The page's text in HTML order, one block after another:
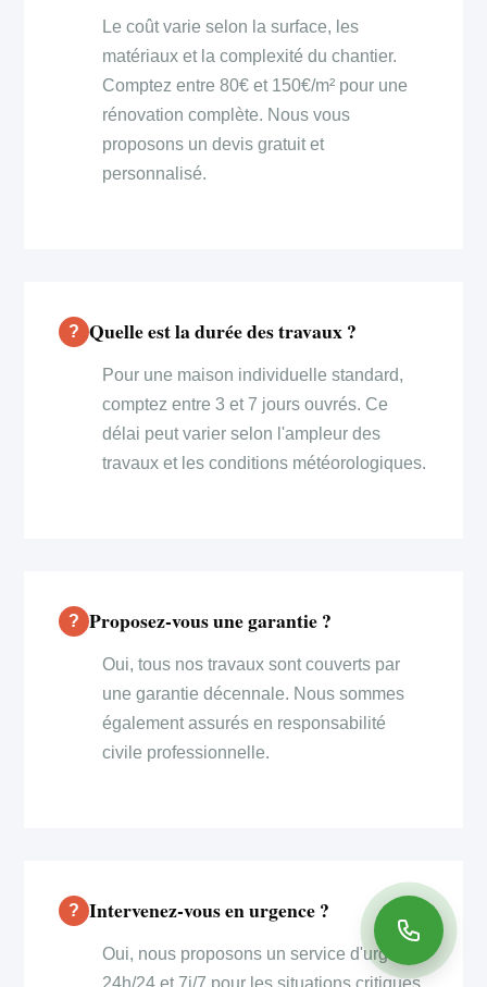
Le coût varie selon la surface, les
matériaux et la complexité du chantier.
Comptez entre 80€ et 150€/m² pour une
rénovation complète. Nous vous
proposons un devis gratuit et
personnalisé.
Quelle est la durée des travaux ?
Pour une maison individuelle standard,
comptez entre 3 et 7 jours ouvrés. Ce
délai peut varier selon l'ampleur des
travaux et les conditions météorologiques.
Proposez-vous une garantie ?
Oui, tous nos travaux sont couverts par
une garantie décennale. Nous sommes
également assurés en responsabilité
civile professionnelle.
Intervenez-vous en urgence ?
Oui, nous proposons un service d'urgence
24h/24 et 7j/7 pour les situations critiques